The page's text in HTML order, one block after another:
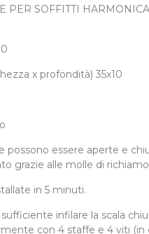
PER SOFFITTI HARMONICA
x profondità) 35x10
possono essere aperte e
grazie alle molle di
in 5 minuti.
infilare la scala
con 4 staffe e 4 viti (in